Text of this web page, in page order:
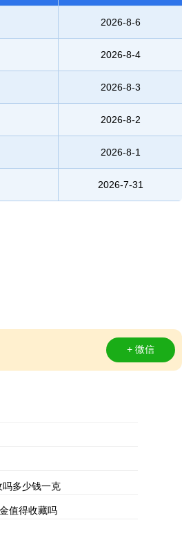
2026-8-6
2026-8-4
2026-8-3
2026-8-2
2026-8-1
2026-7-31
+ 微信
多少钱一克
值得收藏吗